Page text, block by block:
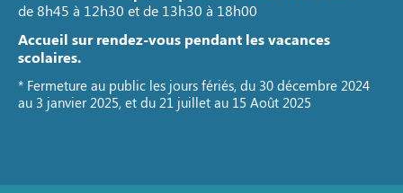
de 8h45 à 12h30 et de 13h30 à 18h00
Accueil sur rendez-vous pendant les vacances
scolaires.
* Fermeture au public les jours fériés, du 30 décembre 2024
au 3 janvier 2025, et du 21 juillet au 15 Août 2025